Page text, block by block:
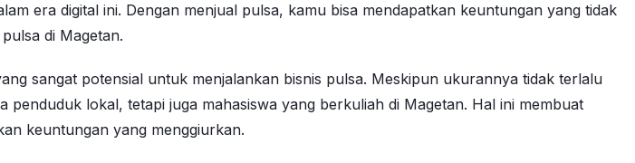
era digital ini. Dengan menjual pulsa, kamu bisa mendapatkan keuntungan yang tidak
di Magetan.
sangat potensial untuk menjalankan bisnis pulsa. Meskipun ukurannya tidak terlalu
lokal, tetapi juga mahasiswa yang berkuliah di Magetan. Hal ini membuat
keuntungan yang menggiurkan.